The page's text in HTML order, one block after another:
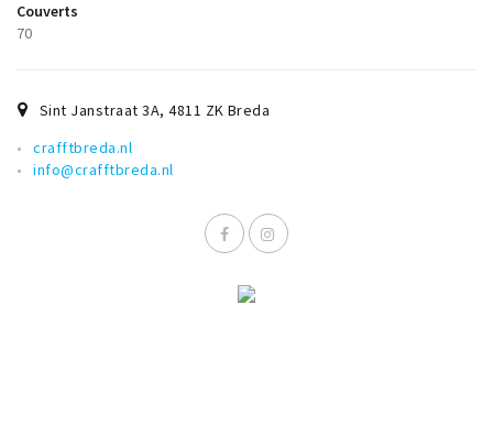
Uitjes & activiteiten
Eten
Couverts
70
Sint Janstraat 3A,4811 ZK Breda
crafftbreda.nl
info@crafftbreda.nl